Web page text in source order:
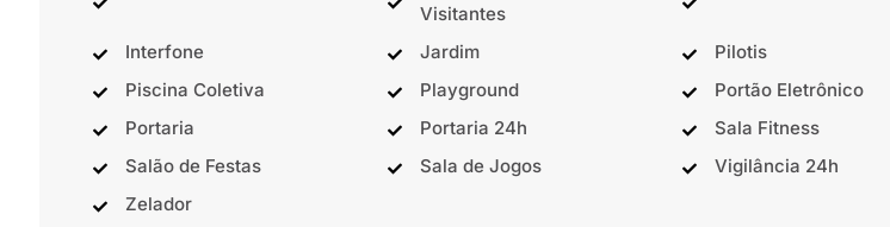
Visitantes
Interfone Jardim
Pilotis
Piscina Coletiva
Playground
Portão Eletrônico
Portaria
Portaria 24h
Sala Fitness
Salão de Festas
Sala de Jogos
Vigilância 24h
Zelador